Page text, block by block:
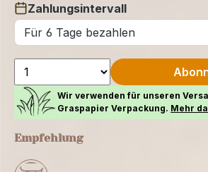
Zahlungsintervall
auswählen
Wir verwenden für unseren
Graspapier Verpackung. Mehr
Empfehlung